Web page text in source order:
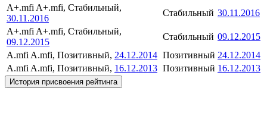
A+.mfi A+.mfi, Стабильный,
30.11.2016
Стабильный 30.11.2016
A+.mfi A+.mfi, Стабильный,
09.12.2015
Стабильный 09.12.2015
A.mfi A.mfi, Позитивный, 24.12.2014 Позитивный 24.12.2014
A.mfi A.mfi, Позитивный, 16.12.2013 Позитивный 16.12.2013
История присвоения рейтинга